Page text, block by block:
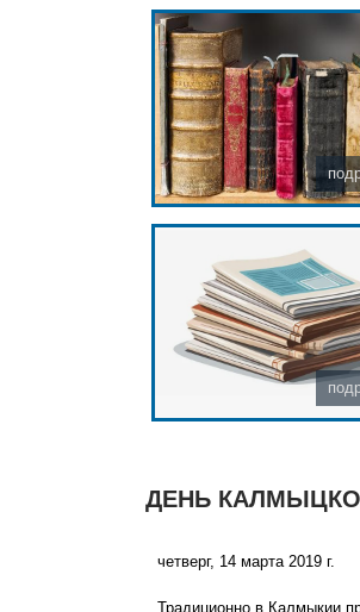
ДЕНЬ
четверг, 14 марта 2019 г.
Традиционно в Калмыкии